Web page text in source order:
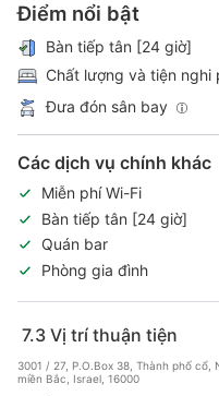
Điểm nổi bật
Bàn tiếp tân [24 giờ]
Chất lượng và tiện nghi
Đưa đón sân bay
Các dịch vụ chính khác
Miễn phí Wi-Fi
Bàn tiếp tân [24 giờ]
Quán bar
Phòng gia đình
7.3 Vị trí thuận tiện
3001 / 27, P.O.Box 38, Thành phố cổ,
miền Bắc, Israel, 16000